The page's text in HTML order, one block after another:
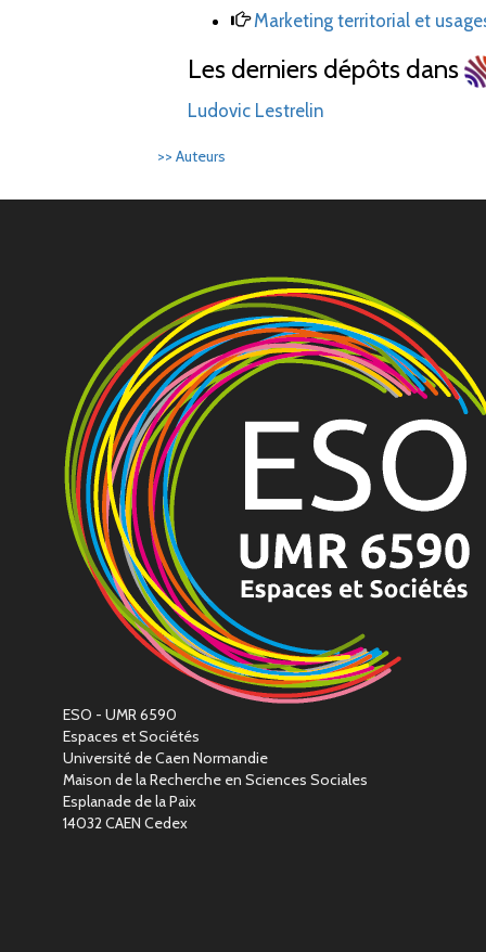
Marketing territorial et
Les derniers dépôts dans
Ludovic Lestrelin
>> Auteurs
ESO - UMR 6590
Espaces et Sociétés
Université de Caen Normandie
Maison de la Recherche en Sciences Sociales
Esplanade de la Paix
14032 CAEN Cedex